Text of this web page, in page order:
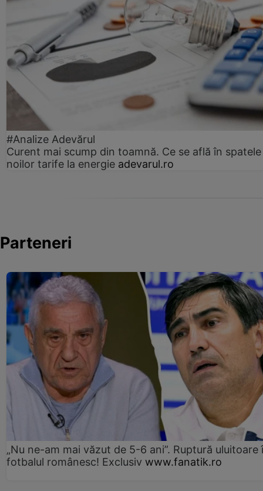
#Analize Adevărul
Curent mai scump din toamnă. Ce se află în spatele
noilor tarife la energie adevarul.ro
Parteneri
„Nu ne-am mai văzut de 5-6 ani”. Ruptură uluitoare
fotbalul românesc! Exclusiv www.fanatik.ro